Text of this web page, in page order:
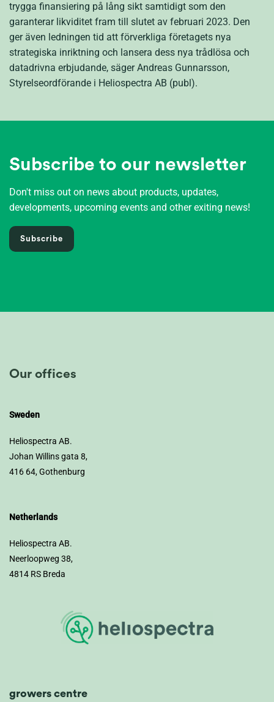
trygga finansiering på lång sikt samtidigt som den
garanterar likviditet fram till slutet av februari 2023. Den
ger även ledningen tid att förverkliga företagets nya
strategiska inriktning och lansera dess nya trådlösa och
datadrivna erbjudande, säger Andreas Gunnarsson,
Styrelseordförande i Heliospectra AB (publ).
Subscribe to our newsletter
Don't miss out on news about products, updates,
developments, upcoming events and other exiting news!
Subscribe
Our offices
Sweden
Heliospectra AB.
Johan Willins gata 8,
416 64, Gothenburg
Netherlands
Heliospectra AB.
Neerloopweg 38,
4814 RS Breda
growers centre